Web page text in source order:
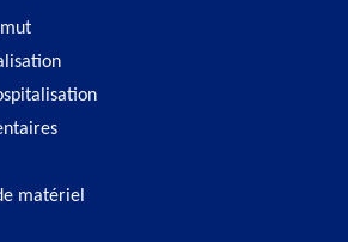
matériel